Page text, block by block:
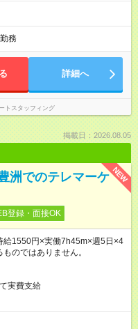
務
詳細へ
トスタッフィング
掲載日：2026.08.05
NEW
洲でのテレマーケ
登録・面接OK
1550円×実働7h45m×週5日×4
のではありません。
実費支給